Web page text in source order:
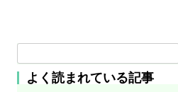
:
よく読まれている記事